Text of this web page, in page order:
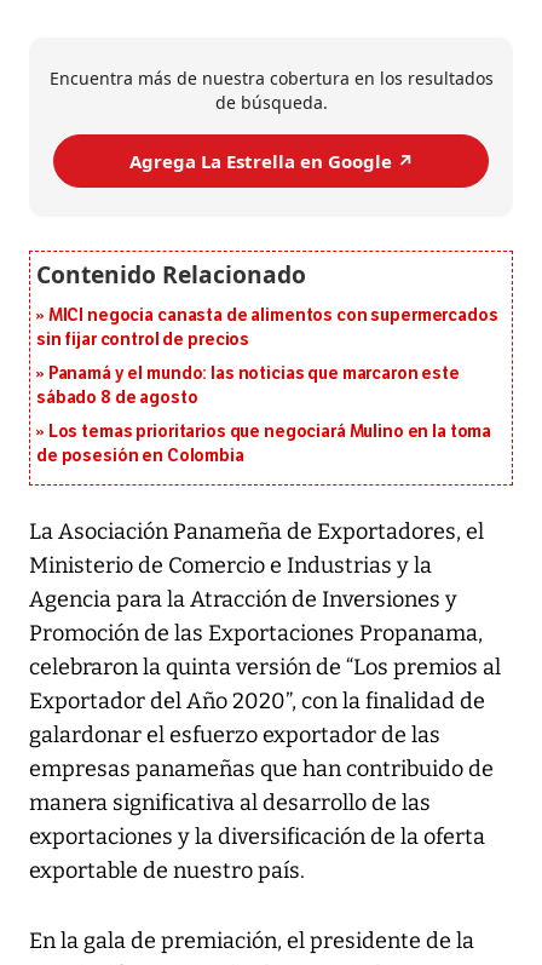
Encuentra más de nuestra cobertura en los resultados
de búsqueda.
Agrega La Estrella en Google ↗️
MICI negocia canasta de alimentos con supermercados
sin fijar control de precios
Panamá y el mundo: las noticias que marcaron este
sábado 8 de agosto
Los temas prioritarios que negociará Mulino en la toma
de posesión en Colombia
La Asociación Panameña de Exportadores, el
Ministerio de Comercio e Industrias y la
Agencia para la Atracción de Inversiones y
Promoción de las Exportaciones Propanama,
celebraron la quinta versión de “Los premios al
Exportador del Año 2020”, con la finalidad de
galardonar el esfuerzo exportador de las
empresas panameñas que han contribuido de
manera significativa al desarrollo de las
exportaciones y la diversificación de la oferta
exportable de nuestro país.
En la gala de premiación, el presidente de la